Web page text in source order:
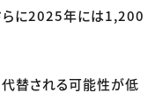
らに2025年には1,200
代替される可能性が低